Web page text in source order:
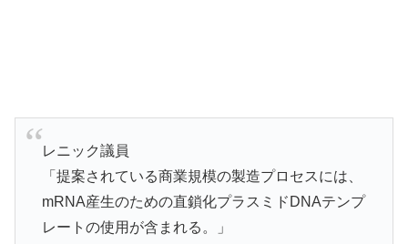
レニック議員
「提案されている商業規模の製造プロセスには、
mRNA産生のための直鎖化プラスミドDNAテンプ
レートの使用が含まれる。」